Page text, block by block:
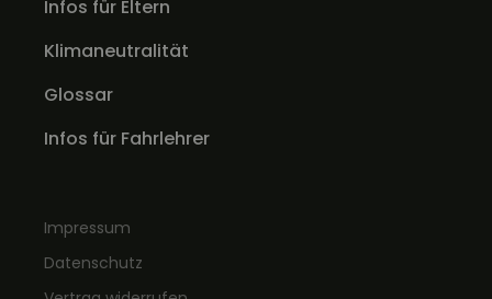
Infos für Eltern
Klimaneutralität
Glossar
Infos für Fahrlehrer
Impressum
Datenschutz